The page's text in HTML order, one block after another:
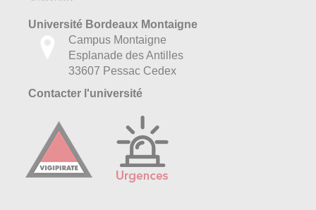
Université Bordeaux Montaigne
Campus Montaigne
Esplanade des Antilles
33607 Pessac Cedex
Contacter l'université